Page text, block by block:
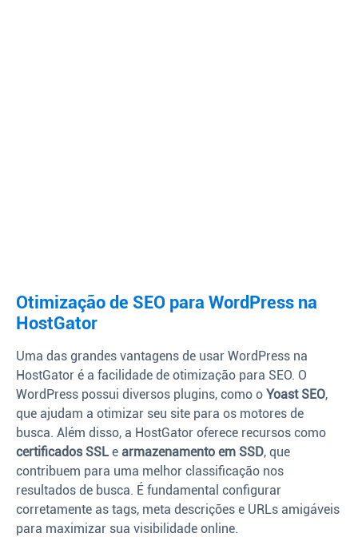
Otimização de SEO para WordPress na
HostGator
Uma das grandes vantagens de usar WordPress na
HostGator é a facilidade de otimização para SEO. O
WordPress possui diversos plugins, como o Yoast SEO,
que ajudam a otimizar seu site para os motores de
busca. Além disso, a HostGator oferece recursos como
certificados SSL e armazenamento em SSD, que
contribuem para uma melhor classificação nos
resultados de busca. É fundamental configurar
corretamente as tags, meta descrições e URLs amigáveis
para maximizar sua visibilidade online.